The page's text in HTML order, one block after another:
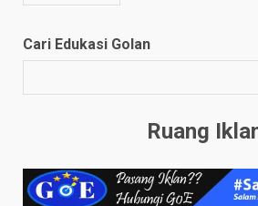
Cari Edukasi Golan
Ruang